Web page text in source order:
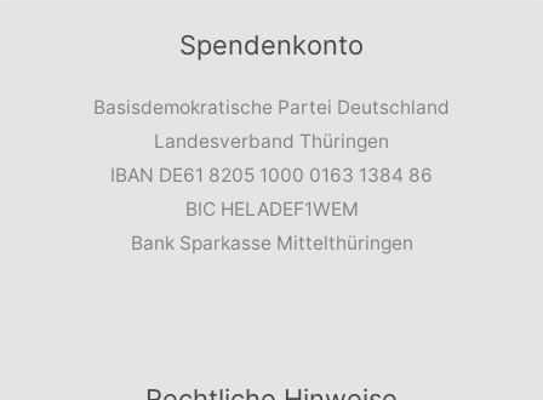
Spendenkonto
Basisdemokratische Partei Deutschland
Landesverband Thüringen
IBAN DE61 8205 1000 0163 1384 86
BIC HELADEF1WEM
Bank Sparkasse Mittelthüringen